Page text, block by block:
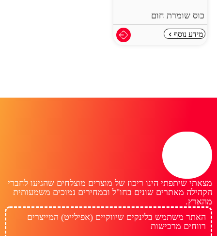
כוס שומרת חום
מידע נוסף
מצאתי שיתפתי הינו ריכוז של מוצרים מוצלחים שהגיעו לחברי
הקהילה מאתרים שונים בחו"ל ובמחירים נמוכים משמעותית
מהארץ.
האתר משתמש בלינקים שיווקיים (אפילייט) המייצרים
רווחים מרכישות